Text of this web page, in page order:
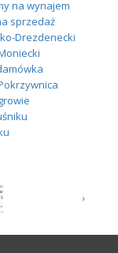
na wynajem
sprzedaż
Drezdenecki